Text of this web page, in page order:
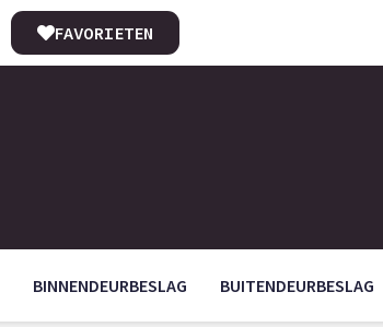
FAVORIETEN
BINNENDEURBESLAG BUITENDEURBESLAG